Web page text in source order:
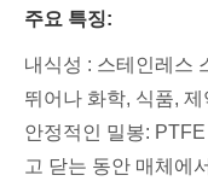
주요 특징:
내식성 : 스테인레스
뛰어나 화학, 식품,
안정적인 밀봉:
고 닫는 동안 매체에